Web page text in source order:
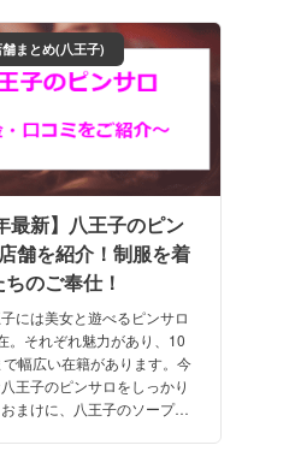
まとめ(八王子)
最新】八王子のピン
舗を紹介！制服を着
のご奉仕！
には美女と遊べるピンサロ
。それぞれ魅力があり、10
幅広い在籍があります。今
王子のピンサロをしっかり
まけに、八王子のソープと